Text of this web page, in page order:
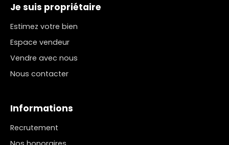
Je suis propriétaire
Estimez votre bien
Espace vendeur
Vendre avec nous
Nous contacter
Informations
Recrutement